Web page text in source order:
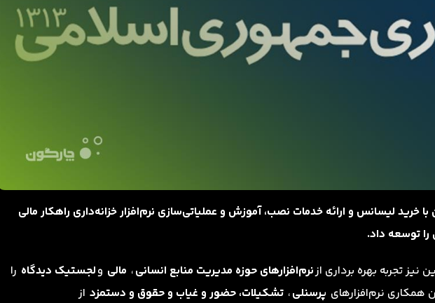
خرید لیسانس و ارائه خدمات نصب، آموزش و عملیاتی‌سازی نرم‌افزار خزانه‌داری راهکار مالی
را توسعه داد.
نیز تجربه بهره برداری ازنرم‌افزارهای حوزه مدیریت منابع انسانی، مالی ولجستیک دیدگاه را
نرم‌افزارهای پرسنلی، تشکیلات،‌ حضور و غیاب و حقوق و دستمزد از